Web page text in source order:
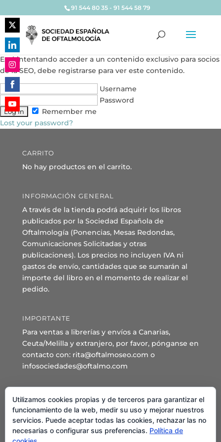
91 544 80 35 - 91 544 58 79
Está intentando acceder a un contenido exclusivo para socios
de la SEO, debe registrarse para ver este contenido.
Username
Password
Remember me
Lost your password?
CARRITO
No hay productos en el carrito.
INFORMACIÓN GENERAL
A través de la tienda podrá adquirir los libros
publicados por la Sociedad Española de
Oftalmología (Ponencias, Mesas Redondas,
Comunicaciones Solicitadas y otras
publicaciones). Los precios no incluyen IVA ni
gastos de envío, cantidades que se sumarán al
importe del libro en el momento de realizar el
pedido.
IMPORTANTE
Para ventas a librerías y envíos a Canarias,
Ceuta/Melilla y extranjero, por favor, pónganse en
contacto con: rita@oftalmoseo.com o
infosociedades@oftalmo.com
Sede Administrativa y Secretaría General
C/ Arcipreste de Hita 14 – 1º Derecha.
28015 – Madrid
Teléfono: 91 544 80 35 - 91 544 58 79
Share
on
Twitter
Share
on
LinkedIn
Share
on
Instagram
Share
on
Facebook
Share
on
Utilizamos cookies propias y de terceros para garantizar el
funcionamiento de la web, medir su uso y mejorar nuestros
servicios. Puede aceptar todas las cookies, rechazar las no
necesarias o configurar sus preferencias. Política de